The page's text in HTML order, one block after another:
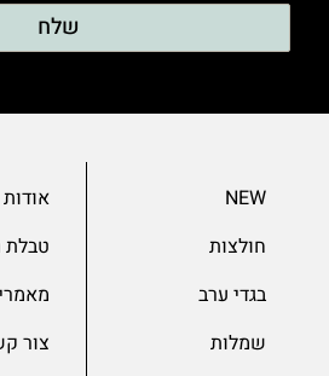
שלח
NEW
חולצות
בגדי ערב
שמלות
טבלת
צור